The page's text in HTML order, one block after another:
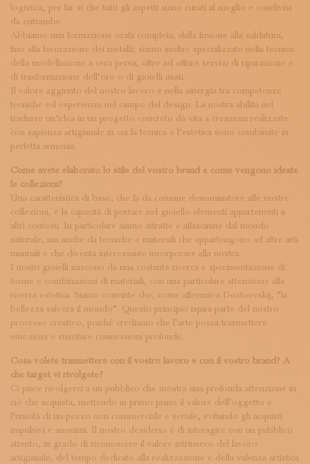
logistica, per far si che tutti gli aspetti siano curati al meglio e condivisi
da entrambe.
Abbiamo una formazione orafa completa, dalla fusione alla saldatura,
fino alla lavorazione dei metalli; siamo inoltre specializzate nella tecnica
della modellazione a cera persa, oltre ad offrire servizi di riparazione e
di trasformazione dell’oro o di gioielli usati.
Il valore aggiunto del nostro lavoro è nella sinergia tra competenze
tecniche ed esperienza nel campo del design. La nostra abilità nel
tradurre un’idea in un progetto concreto dà vita a creazioni realizzate
con sapienza artigianale in cui la tecnica e l’estetica sono combinate in
perfetta armonia.
Come avete elaborato lo stile del vostro brand e come vengono ideate
le collezioni?
Una caratteristica di base, che fa da comune denominatore alle nostre
collezioni, è la capacità di portare nel gioiello elementi appartenenti a
altri contesti. In particolare siamo attratte e affascinate dal mondo
naturale, ma anche da tecniche e materiali che appartengono ad altre arti
manuali e che diventa interessante incorporare alla nostra.
I nostri gioielli nascono da una costante ricerca e sperimentazione di
forme e combinazioni di materiali, con una particolare attenzione alla
ricerca estetica. Siamo convinte che, come affermava Dostoevskij, “la
bellezza salverà il mondo”. Questo principio ispira parte del nostro
processo creativo, poiché crediamo che l’arte possa trasmettere
emozioni e suscitare connessioni profonde.
Cosa volete trasmettere con il vostro lavoro e con il vostro brand? A
che target vi rivolgete?
Ci piace rivolgerci a un pubblico che mostra una profonda attenzione in
ciò che acquista, mettendo in primo piano il valore dell’oggetto e
l’unicità di un pezzo non commerciale e seriale, evitando gli acquisti
impulsivi e anonimi. Il nostro desiderio è di interagire con un pubblico
attento, in grado di riconoscere il valore intrinseco del lavoro
artigianale, del tempo dedicato alla realizzazione e della valenza artistica